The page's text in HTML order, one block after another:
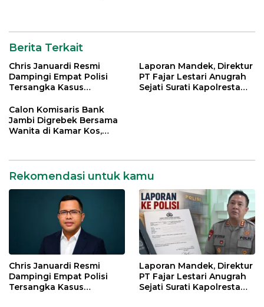
Berita Terkait
Chris Januardi Resmi
Dampingi Empat Polisi
Tersangka Kasus
EWS
Laporan Mandek, Direktur
PT Fajar Lestari Anugrah
Sejati Surati Kapolresta
Calon Komisaris Bank
Jambi Digrebek Bersama
Wanita di Kamar Kos,
Rekomendasi untuk kamu
Chris Januardi Resmi
Dampingi Empat Polisi
Tersangka Kasus
Laporan Mandek, Direktur
PT Fajar Lestari Anugrah
Sejati Surati Kapolresta